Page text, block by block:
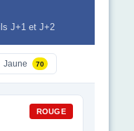
J+1 et J+2
Jaune 70
ROUGE